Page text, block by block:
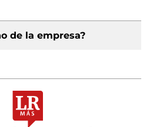
de la empresa?